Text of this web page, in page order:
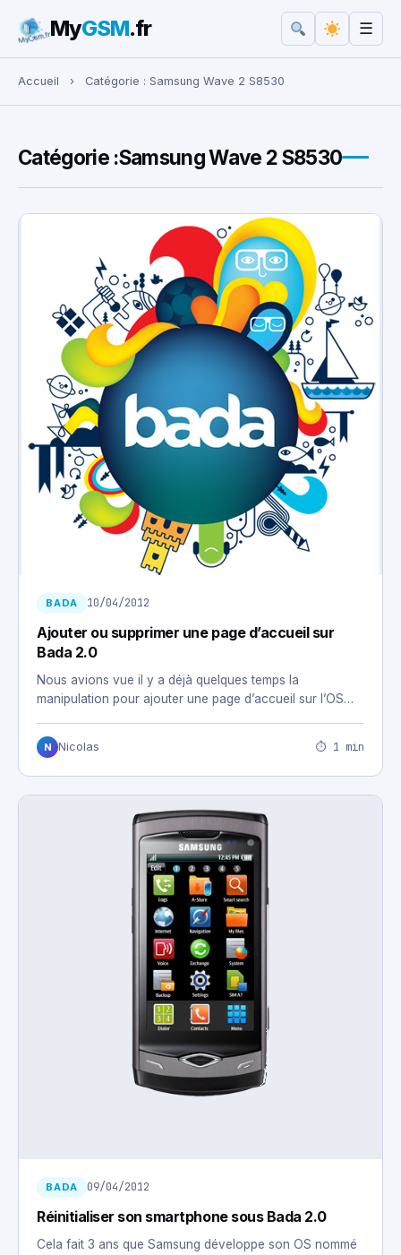
Rechercher :
MyGSM.fr ☰
Accueil › Catégorie : Samsung Wave 2 S8530
Catégorie :Samsung Wave 2 S8530
BADA 10/04/2012
Ajouter ou supprimer une page d’accueil sur
Bada 2.0
Nous avions vue il y a déjà quelques temps la
manipulation pour ajouter une page d’accueil sur l’OS…
N Nicolas ⏱ 1 min
BADA 09/04/2012
Réinitialiser son smartphone sous Bada 2.0
Cela fait 3 ans que Samsung développe son OS nommé